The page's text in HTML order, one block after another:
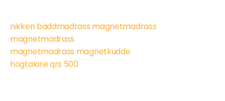
nikken bäddmadrass magnetmadrass
magnetmadrass
magnetmadrass magnetkudde
högtalare qrs 500